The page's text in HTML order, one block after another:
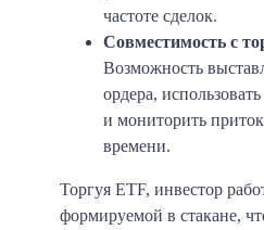
частоте сделок.
Совместимость с
Возможность
ордера,
и мониторить
времени.
Торгуя ETF, инвестор
формируемой в стакане,